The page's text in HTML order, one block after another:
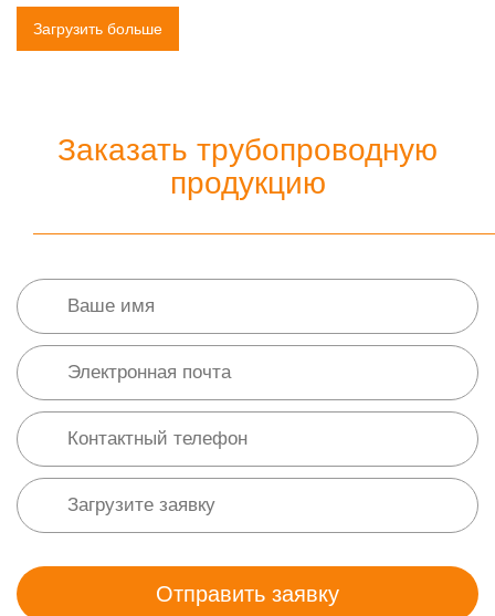
Загрузить больше
Заказать трубопроводную
продукцию